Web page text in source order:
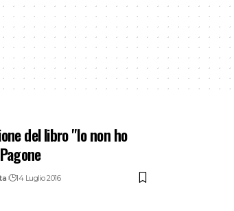
del libro "Io non ho
14 Luglio 2016